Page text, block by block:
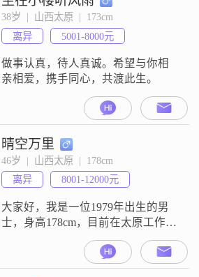
和快乐。在生活中，我非常独立自
信，能够处理各种问题，对自己的
未来有明确的规划。同时，我也非
常乐观积极，无论遇到什么困难，
都
38岁  |  山西太原  |  173cm
离异
5001-8000元
做事认真，待人真诚。希望与你相
亲相爱，携手同心，共渡此生。
晴空万里
46岁  |  山西太原  |  178cm
离异
8001-12000元
大家好，我是一位1979年出生的男
士，身高178cm，目前在太原工作，
月收入在8001到12000元之间。我拥
有大学本科学历，性格上我责任感
强，乐观积极，随和易相处，真诚